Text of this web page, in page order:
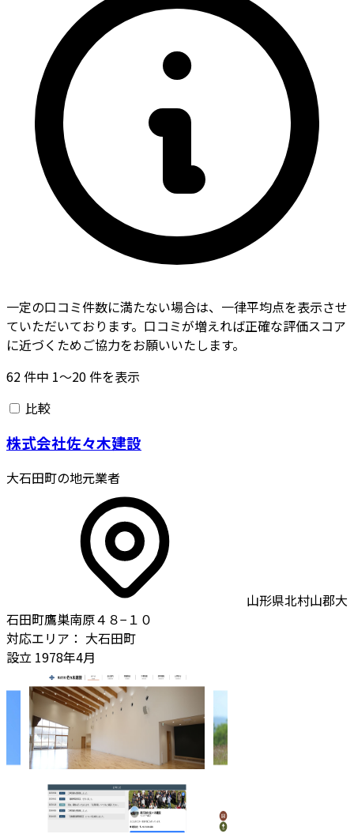
一定の口コミ件数に満たない場合は、一律平均点を表示させ
ていただいております。口コミが増えれば正確な評価スコア
に近づくためご協力をお願いいたします。
62件中 1〜20件を表示
比較
株式会社佐々木建設
大石田町の地元業者
山形県北村山郡大
石田町鷹巣南原４８−１０
対応エリア： 大石田町
設立 1978年4月